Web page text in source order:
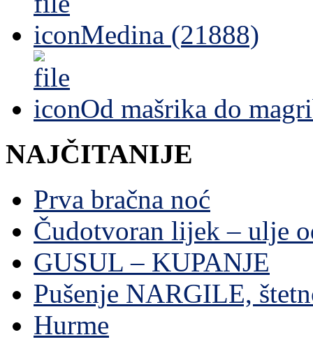
Medina (21888)
Od mašrika do
NAJČITANIJE
Prva bračna noć
Čudotvoran lijek – ulje
GUSUL – KUPANJE
Pušenje NARGILE,
Hurme